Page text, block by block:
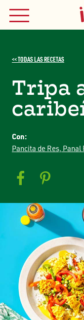
content
MENÚ
ÚNETE A
<< TODAS LAS RECETAS
Tripa
Con:
Pancita de Res,